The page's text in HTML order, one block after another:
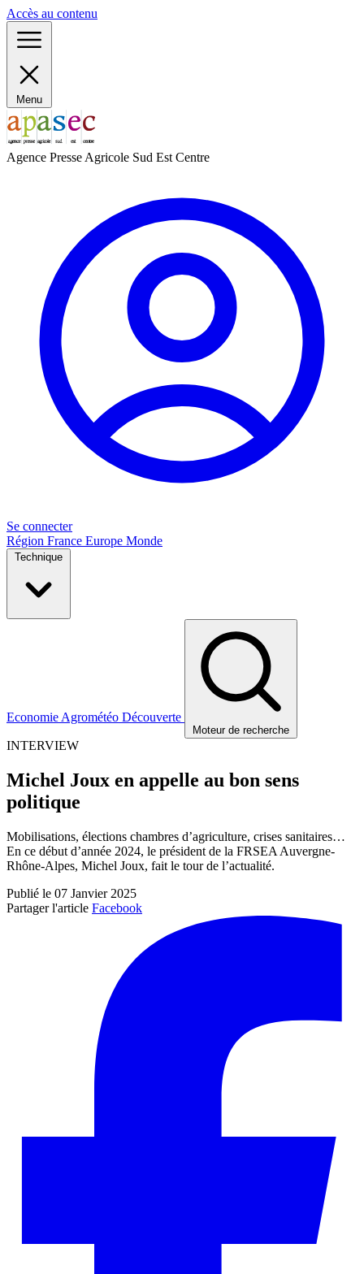
Accès au contenu
Menu
Agence Presse Agricole Sud Est Centre
Se connecter
Région France Europe Monde
Technique
Economie Agrométéo Découverte
Moteur de recherche
INTERVIEW
Michel Joux en appelle au bon sens
politique
Mobilisations, élections chambres d’agriculture, crises sanitaires…
En ce début d’année 2024, le président de la FRSEA Auvergne-
Rhône-Alpes, Michel Joux, fait le tour de l’actualité.
Publié le 07 Janvier 2025
Partager l'article Facebook
Panneau de gestion des cookies